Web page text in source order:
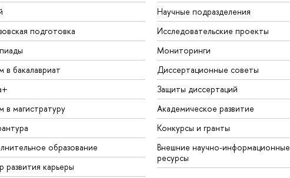
подготовка
в бакалавриат
в магистратуру
образование
развития карьеры
Научные подразделения
Исследовательские проекты
Мониторинги
Диссертационные советы
Защиты диссертаций
Академическое развитие
Конкурсы и гранты
Внешние научно-информационные
ресурсы